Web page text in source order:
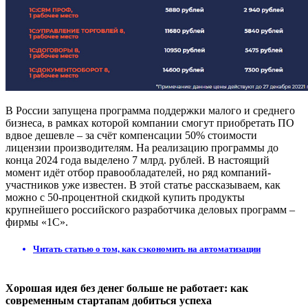
В России запущена программа поддержки малого и среднего
бизнеса, в рамках которой компании смогут приобретать ПО
вдвое дешевле – за счёт компенсации 50% стоимости
лицензии производителям. На реализацию программы до
конца 2024 года выделено 7 млрд. рублей. В настоящий
момент идёт отбор правообладателей, но ряд компаний-
участников уже известен. В этой статье рассказываем, как
можно с 50-процентной скидкой купить продукты
крупнейшего российского разработчика деловых программ –
фирмы «1С».
Читать статью о том, как сэкономить на автоматизации
Хорошая идея без денег больше не работает: как
современным стартапам добиться успеха